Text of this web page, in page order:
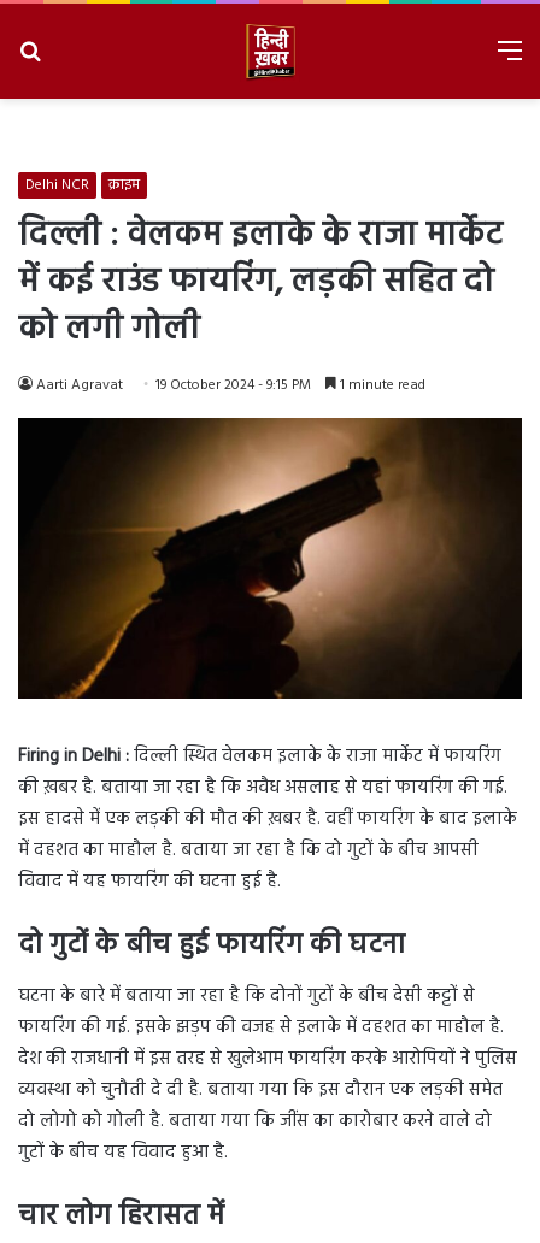
Delhi NCR क्राइम
दिल्ली : वेलकम इलाके के राजा मार्केट
में कई राउंड फायरिंग, लड़की सहित दो
को लगी गोली
Aarti Agravat 19 October 2024 - 9:15 PM 1 minute read
Firing in Delhi :दिल्ली स्थित वेलकम इलाके के राजा मार्केट में फायरिंग
की ख़बर है. बताया जा रहा है कि अवैध असलाह से यहां फायरिंग की गई.
इस हादसे में एक लड़की की मौत की ख़बर है. वहीं फायरिंग के बाद इलाके
में दहशत का माहौल है. बताया जा रहा है कि दो गुटों के बीच आपसी
विवाद में यह फायरिंग की घटना हुई है.
दो गुटों के बीच हुई फायरिंग की घटना
घटना के बारे में बताया जा रहा है कि दोनों गुटों के बीच देसी कट्टों से
फायरिंग की गई. इसके झड़प की वजह से इलाके में दहशत का माहौल है.
देश की राजधानी में इस तरह से खुलेआम फायरिंग करके आरोपियों ने पुलिस
व्यवस्था को चुनौती दे दी है. बताया गया कि इस दौरान एक लड़की समेत
दो लोगो को गोली है. बताया गया कि जींस का कारोबार करने वाले दो
गुटों के बीच यह विवाद हुआ है.
चार लोग हिरासत में